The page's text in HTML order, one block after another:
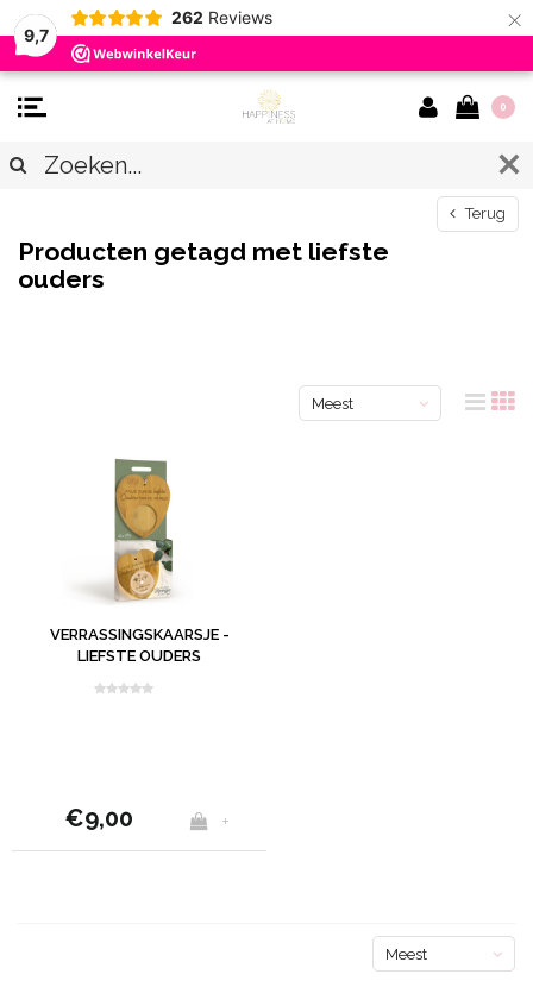
9,7
262 Reviews ×
0
Terug
Producten getagd met liefste
ouders
Meest
VERRASSINGSKAARSJE -
LIEFSTE OUDERS
€9,00 +
Meest